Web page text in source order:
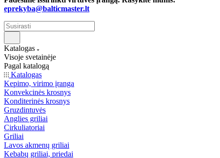
eprekyba@balticmaster.lt
Katalogas
Visoje svetainėje
Pagal katalogą
Katalogas
Kepimo, virimo įranga
Konvekcinės krosnys
Konditerinės krosnys
Gruzdintuvės
Anglies griliai
Cirkuliatoriai
Griliai
Lavos akmenų griliai
Kebabų griliai, priedai